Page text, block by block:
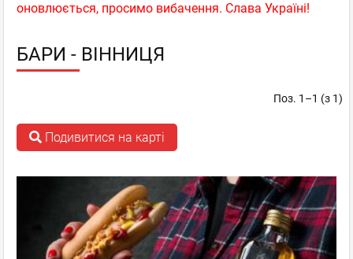
оновлюється, просимо вибачення. Слава Україні!
БАРИ - ВІННИЦЯ
Поз. 1–1 (з 1)
Подивитися на карті